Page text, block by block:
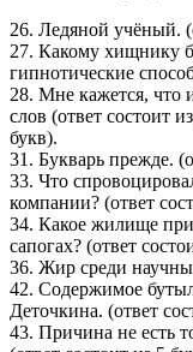
26. Ледяной учёный.
27. Какому хищнику
гипнотические
28. Мне кажется, что
слов (ответ состоит
букв).
31. Букварь прежде.
33. Что
компании? (ответ
34. Какое жилище
сапогах? (ответ
36. Жир среди
42. Содержимое
Деточкина. (ответ
43. Причина не есть